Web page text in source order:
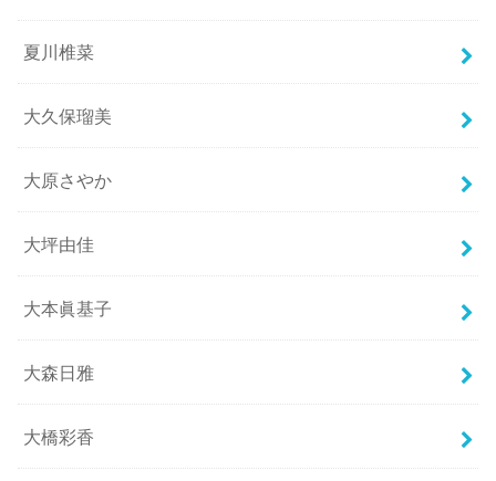
夏川椎菜
大久保瑠美
大原さやか
大坪由佳
大本眞基子
大森日雅
大橋彩香